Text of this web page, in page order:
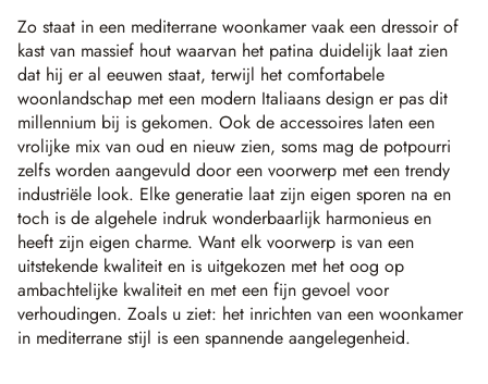
Zo staat in een mediterrane woonkamer vaak een dressoir of
kast van massief hout waarvan het patina duidelijk laat zien
dat hij er al eeuwen staat, terwijl het comfortabele
woonlandschap met een modern Italiaans design er pas dit
millennium bij is gekomen. Ook de accessoires laten een
vrolijke mix van oud en nieuw zien, soms mag de potpourri
zelfs worden aangevuld door een voorwerp met een trendy
industriële look. Elke generatie laat zijn eigen sporen na en
toch is de algehele indruk wonderbaarlijk harmonieus en
heeft zijn eigen charme. Want elk voorwerp is van een
uitstekende kwaliteit en is uitgekozen met het oog op
ambachtelijke kwaliteit en met een fijn gevoel voor
verhoudingen. Zoals u ziet: het inrichten van een woonkamer
in mediterrane stijl is een spannende aangelegenheid.